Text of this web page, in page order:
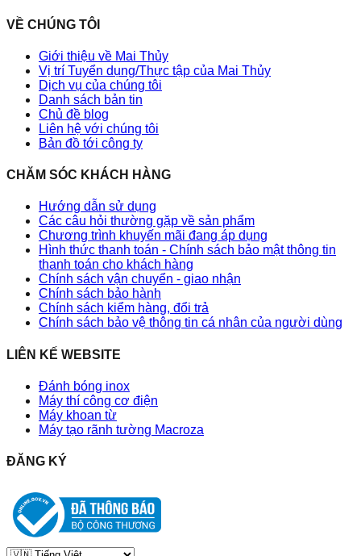
VỀ CHÚNG TÔI
Giới thiệu về Mai Thủy
Vị trí Tuyển dụng/Thực tập của Mai Thủy
Dịch vụ của chúng tôi
Danh sách bản tin
Chủ đề blog
Liên hệ với chúng tôi
Bản đồ tới công ty
CHĂM SÓC KHÁCH HÀNG
Hướng dẫn sử dụng
Các câu hỏi thường gặp về sản phẩm
Chương trình khuyến mãi đang áp dụng
Hình thức thanh toán - Chính sách bảo mật thông tin
thanh toán cho khách hàng
Chính sách vận chuyển - giao nhận
Chính sách bảo hành
Chính sách kiểm hàng, đổi trả
Chính sách bảo vệ thông tin cá nhân của người dùng
LIÊN KẾ WEBSITE
Đánh bóng inox
Máy thí công cơ điện
Máy khoan từ
Máy tạo rãnh tường Macroza
ĐĂNG KÝ